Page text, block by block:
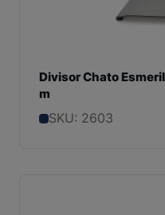
Divisor Chato
m
SKU: 2603